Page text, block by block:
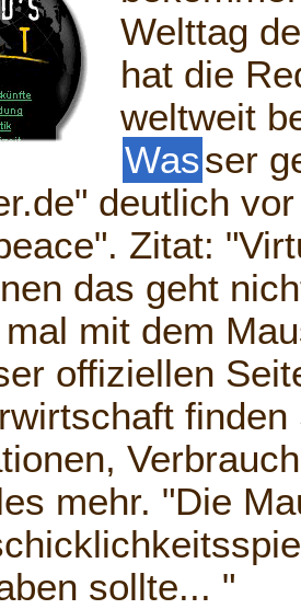
Welttag
hat die
weltweit
Wasser
deutlich
Zitat:
das geht
mit dem
offiziellen
mehr. "Die
sollte... "